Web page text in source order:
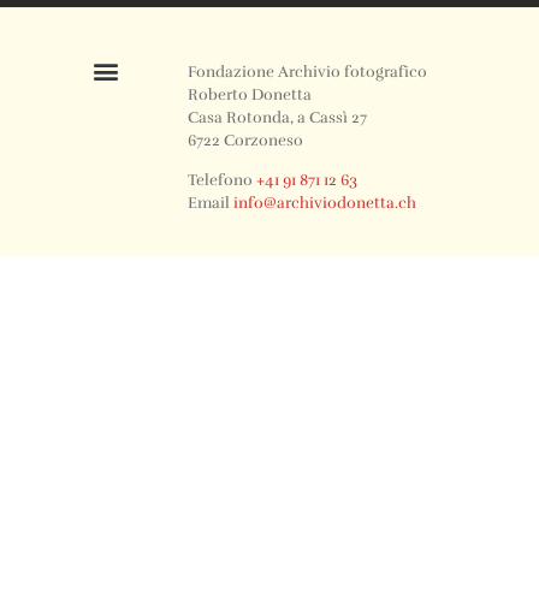
Fondazione Archivio fotografico
Roberto Donetta
Casa Rotonda, a Cassì 27
6722 Corzoneso
Telefono+41 91 871 12 63
Emailinfo@archiviodonetta.ch